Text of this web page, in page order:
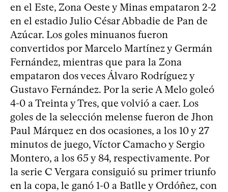
en el Este, Zona Oeste y Minas empataron 2-2
en el estadio Julio César Abbadie de Pan de
Azúcar. Los goles minuanos fueron
convertidos por Marcelo Martínez y Germán
Fernández, mientras que para la Zona
empataron dos veces Álvaro Rodríguez y
Gustavo Fernández. Por la serie A Melo goleó
4-0 a Treinta y Tres, que volvió a caer. Los
goles de la selección melense fueron de Jhon
Paul Márquez en dos ocasiones, a los 10 y 27
minutos de juego, Víctor Camacho y Sergio
Montero, a los 65 y 84, respectivamente. Por
la serie C Vergara consiguió su primer triunfo
en la copa, le ganó 1-0 a Batlle y Ordóñez, con